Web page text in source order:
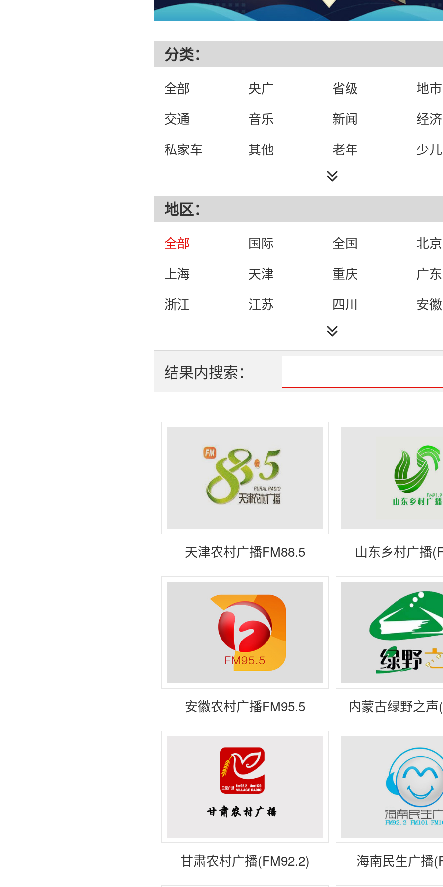
分类：
全部 央广 省级
地市
交通
音乐 新闻
经济
私家车
其他 老年
少儿
旅游
外语
农村
戏曲 娱乐
城市
健康
生活
地区：
全部 国际 全国
北京
上海
天津 重庆
广东
浙江
江苏 四川
安徽
河北
黑龙江
江西
辽宁 山东
山西
陕西
云南 新疆
青海
内蒙古
广西
结果内搜索：
天津农村广播FM88.5 山东乡村广播
安徽农村广播FM95.5 内蒙古绿野之
甘肃农村广播(FM92.2) 海南民生广播